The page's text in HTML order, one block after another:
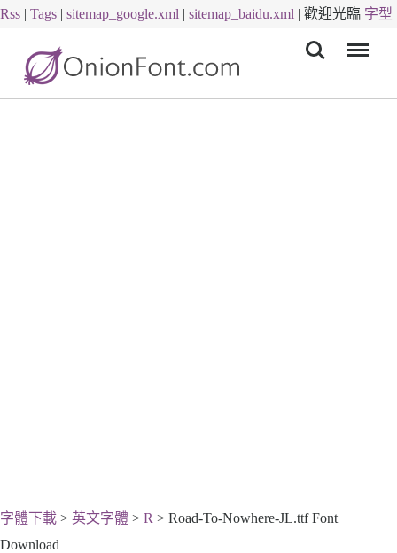
Rss | Tags | sitemap_google.xml | sitemap_baidu.xml | 歡迎光臨 字型
字體下載 > 英文字體 > R > Road-To-Nowhere-JL.ttf Font
Download